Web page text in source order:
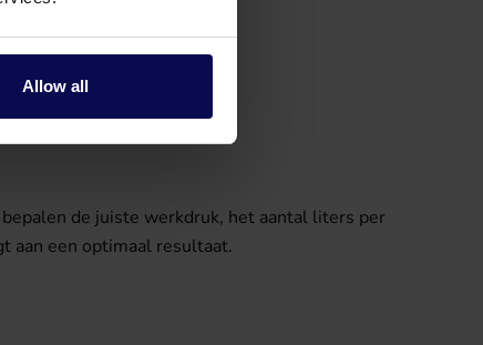
Allow all
in:
de juiste werkdruk, het aantal liters per
aan een optimaal resultaat.